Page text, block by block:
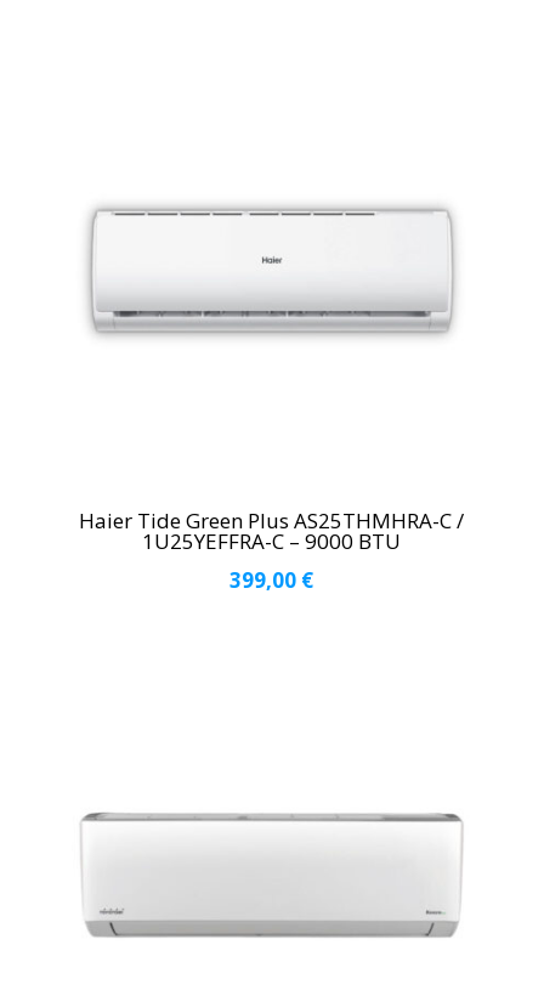
Haier Tide Green Plus AS25THMHRA-C /
1U25YEFFRA-C – 9000 BTU
399,00 €